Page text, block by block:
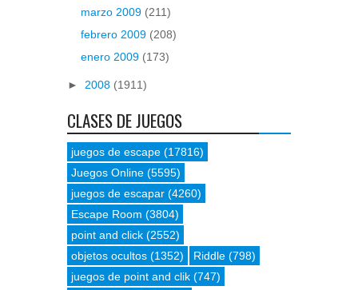
marzo 2009 (211)
febrero 2009 (208)
enero 2009 (173)
► 2008 (1911)
CLASES DE JUEGOS
juegos de escape (17816)
Juegos Online (5595)
juegos de escapar (4260)
Escape Room (3804)
point and click (2552)
objetos ocultos (1352) Riddle (798)
juegos de point and clik (747)